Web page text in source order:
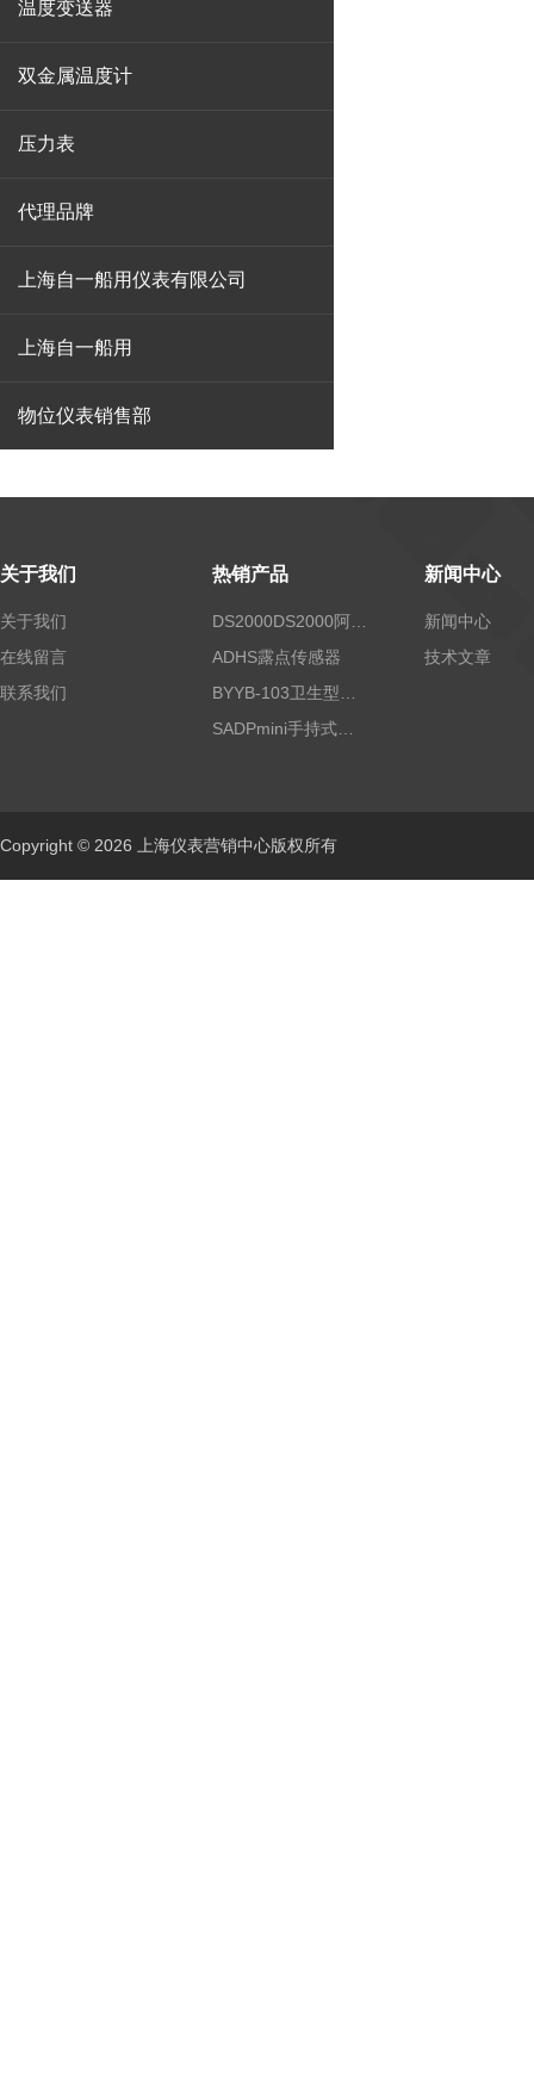
温度变送器
双金属温度计
压力表
代理品牌
上海自一船用仪表有限公司
上海自一船用
物位仪表销售部
关于我们
关于我们
在线留言
联系我们
热销产品
ADHS露点传感器
新闻中心
新闻中心
技术文章
Copyright © 2026 上海仪表营销中心版权所有